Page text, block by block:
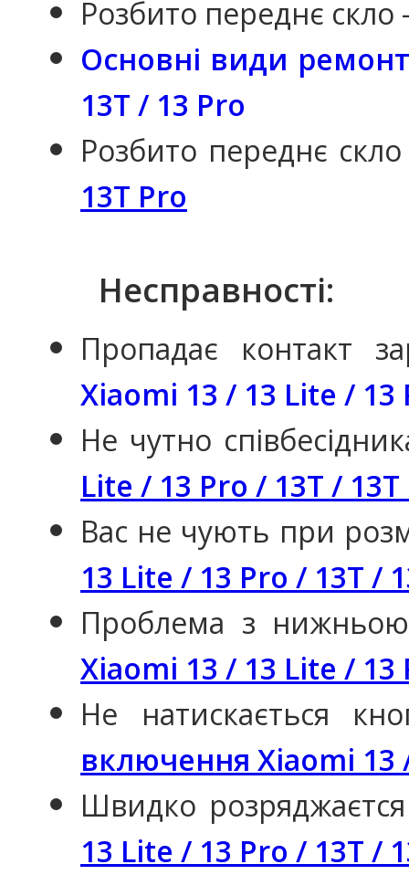
Розбито переднє скло
Основні види
13T / 13 Pro
Розбито переднє
13T Pro
Несправності:
Пропадає контакт
Xiaomi 13 / 13 Lite / 13
Не чутно
Lite / 13 Pro / 13T /
Вас не чують при
13 Lite / 13 Pro / 13T /
Проблема з
Xiaomi 13 / 13 Lite / 13
Не натискається
включення Xiaomi 13
Швидко
13 Lite / 13 Pro / 13T /